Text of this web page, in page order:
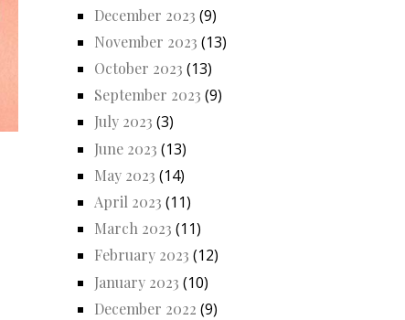
December 2023 (9)
November 2023 (13)
October 2023 (13)
September 2023 (9)
July 2023 (3)
June 2023 (13)
May 2023 (14)
April 2023 (11)
March 2023 (11)
February 2023 (12)
January 2023 (10)
December 2022 (9)